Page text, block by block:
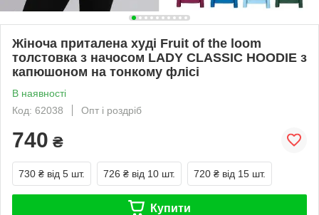
Жіноча приталена худі Fruit of the loom
толстовка з начосом LADY CLASSIC HOODIE з
капюшоном на тонкому флісі
В наявності
Код: 62038
Опт і роздріб
740 ₴
730 ₴ від 5 шт. 726 ₴ від 10 шт. 720 ₴ від 15 шт.
Купити